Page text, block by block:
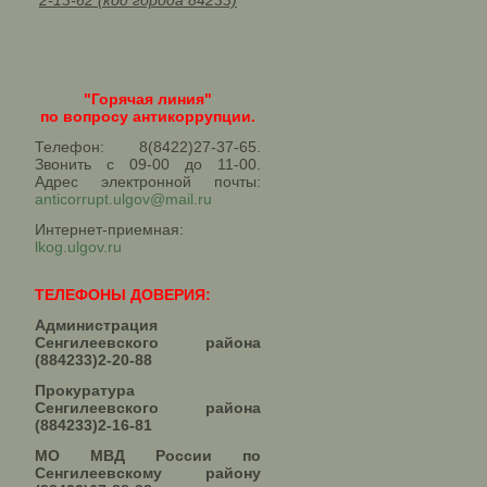
"Горячая линия"
по вопросу антикоррупции.
Телефон: 8(8422)27-37-65.
Звонить с 09-00 до 11-00.
Адрес электронной почты:
anticorrupt.ulgov@mail.ru
Интернет-приемная:
lkog.ulgov.ru
ТЕЛЕФОНЫ ДОВЕРИЯ:
Администрация
Сенгилеевского района
(884233)2-20-88
Прокуратура
Сенгилеевского района
(884233)2-16-81
МО МВД России по
Сенгилеевскому району